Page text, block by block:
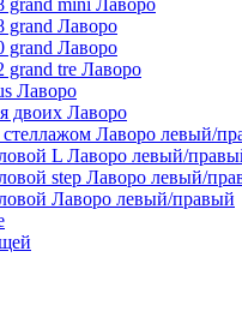
mini Лаворо
grand Лаворо
grand Лаворо
tre Лаворо
Лаворо
двоих Лаворо
Лаворо левый/
L Лаворо левый/
step Лаворо левый/
Лаворо левый/правый